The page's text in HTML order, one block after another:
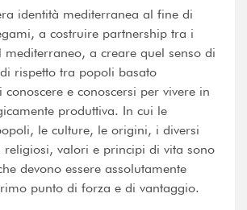
identità mediterranea al fine di
a costruire partnership tra i
mediterraneo, a creare quel senso di
rispetto tra popoli basato
conoscere e conoscersi per vivere in
produttiva. In cui le
le culture, le origini, i diversi
religiosi, valori e principi di vita sono
devono essere assolutamente
punto di forza e di vantaggio.